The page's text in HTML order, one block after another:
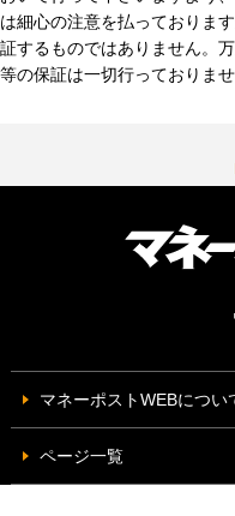
は細心の注意を払っておりま
証するものではありません。
等の保証は一切行っておりま
マネーポストWEBについ
ページ一覧